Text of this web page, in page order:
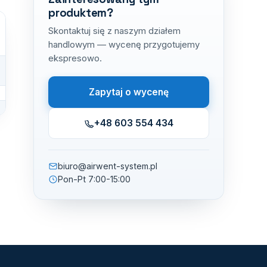
produktem?
Skontaktuj się z naszym działem
handlowym — wycenę przygotujemy
ekspresowo.
Zapytaj o wycenę
+48 603 554 434
biuro@airwent-system.pl
Pon-Pt 7:00-15:00